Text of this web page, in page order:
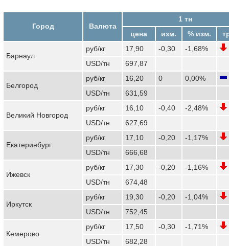
Город Валюта
1 тн
цена
изм. % изм.
Барнаул
руб/кг 17,90 -0,30
-1,68%
USD/тн
697,87
Белгород
руб/кг 16,20 0
0,00%
USD/тн
631,59
Великий Новгород
руб/кг 16,10 -0,40
-2,48%
USD/тн
627,69
Екатеринбург
руб/кг 17,10 -0,20
-1,17%
USD/тн
666,68
Ижевск
руб/кг 17,30 -0,20
-1,16%
USD/тн
674,48
Иркутск
руб/кг 19,30 -0,20
-1,04%
USD/тн
752,45
Кемерово
руб/кг 17,50 -0,30
-1,71%
USD/тн
682,28